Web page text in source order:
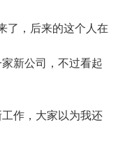
了，后来的这个人在
新公司，不过看起
作，大家以为我还